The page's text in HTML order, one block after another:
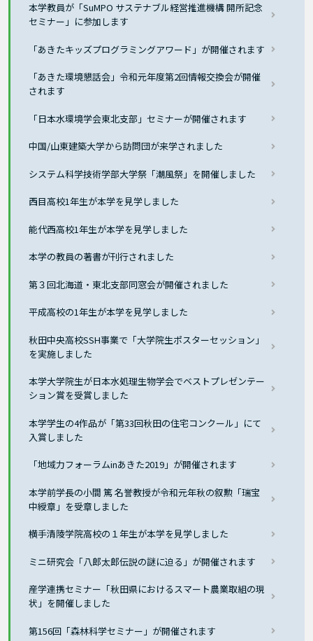
本学教員が「SuMPO サステナブル経営推進機構 開所記念
セミナー」に参加します
「あきたキッズプログラミングアワード」が開催されます
「あきた環境懇話会」令和元年度第2回情報交換会が開催
されます
「日本水環境学会東北支部」セミナーが開催されます
中国/山東建築大学から訪問団が来学されました
システム科学技術学部大学祭「潮風祭」を開催しました
西目高校1年生が本学を見学しました
能代西高校1年生が本学を見学しました
本学の教員の著書が刊行されました
第３回北海道・東北支部同窓会が開催されました
平成高校の1年生が本学を見学しました
秋田中央高校SSH事業で「大学院生ポスターセッション」
を実施しました
本学大学院生が日本水処理生物学会でベストプレゼンテー
ション賞を受賞しました
本学学生の4作品が「第33回秋田の住宅コンクール」にて
入賞しました
「地域力フォーラムinあきた2019」が開催されます
本学前学長の小間 篤 名誉教授が令和元年秋の叙勲「瑞宝
中綬章」を受章しました
横手清陵学院高校の１年生が本学を見学しました
ミニ研究会「八郎太郎伝説の謎に迫る」が開催されます
産学連携セミナー「秋田県におけるスマート農業取組の現
状」を開催しました
第156回「森林科学セミナー」が開催されます